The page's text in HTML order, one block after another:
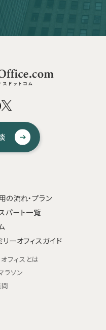
の流れ・プラン
パート一覧
リーオフィスガイド
フィスとは
ラソン